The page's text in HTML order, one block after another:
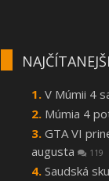
V Múmii 4
Múmia 4
GTA VI
augusta
119
Saudská